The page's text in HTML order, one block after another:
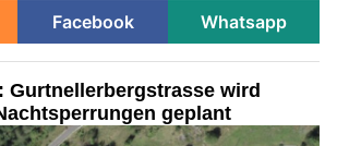
Facebook Whatsapp
Gurtnellerbergstrasse wird
geplant